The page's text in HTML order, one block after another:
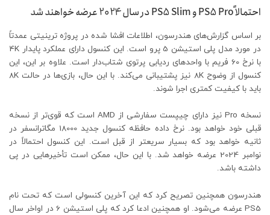
احتمالاً PS5 Pro و PS5 Slim در سال 2024 عرضه خواهند شد
بر اساس گزارش‌های هندرسون، اطلاعات افشا شده در پروژه ترینیتی عمدتاً
در مورد مدل پلی استیشن 5 پرو است. این کنسول دارای عملکرد پایدار 4K
با نرخ 60 فریم با واحدهای ردیابی پرتوی شتاب‌دار است. علاوه بر این، این
کنسول از وضوح 8K نیز پشتیبانی می‌کند. با این حال، بازی‌ها در حالت 8K
باید با کیفیت کمتری اجرا شوند.
نسخه Pro نیز دارای چیپست سفارشی از AMD است که قوی‌تر از نسخه
قبلی خود خواهد بود. نرخ داده حافظه کنسول جدید 18000 مگاترانسفر در
ثانیه خواهد بود که بسیار سریعتر از قبل است. این کنسول احتمالاً در
نوامبر 2024 عرضه خواهد شد. با این حال، ممکن است تأخیرهایی در پی
داشته باشد.
هندرسون همچنین تصریح کرد که این آخرین کنسولی است که تحت نام
PS5 عرضه می‌شود. او همچنین ادعا کرد که پلی استیشن 6 در اواخر سال